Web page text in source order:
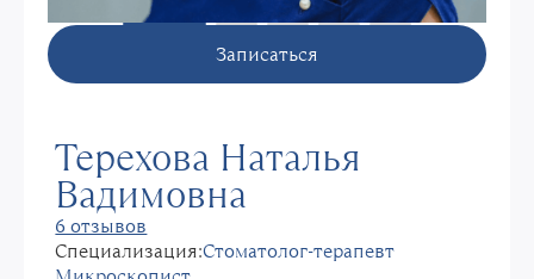
Записаться
Терехова Наталья
Вадимовна
6 отзывов
Специализация:Стоматолог-терапевт